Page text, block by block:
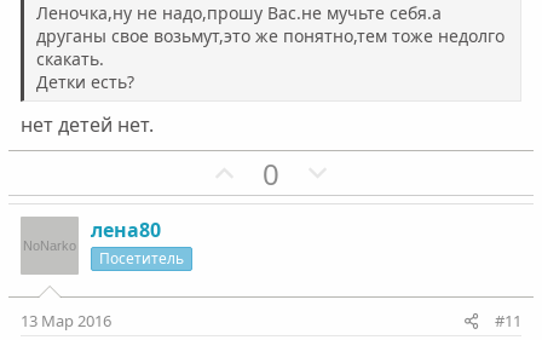
г
о
г
о
Леночка,ну не надо,прошу Вас.не мучьте себя.а
друганы свое возьмут,это же понятно,тем тоже недолго
скакать.
Детки есть?
нет детей нет.
П
о
т
0
е
т
лена80
Посетитель
13 Мар 2016 #11